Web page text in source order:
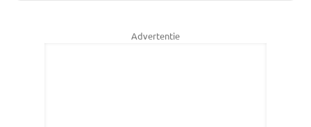
Advertentie